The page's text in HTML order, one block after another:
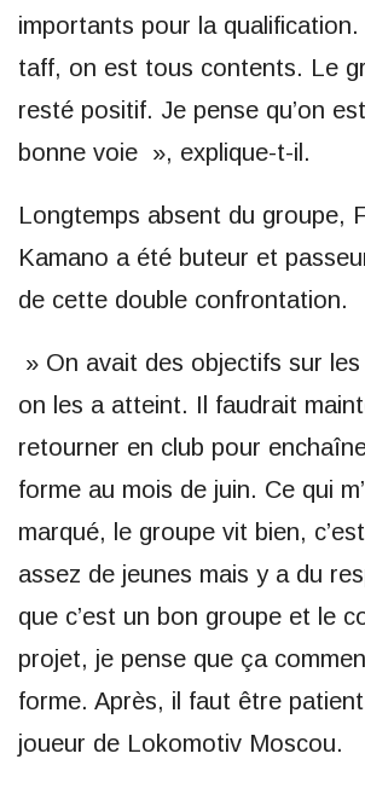
importants pour la
taff, on est tous contents. Le
resté positif. Je pense qu’on
bonne voie », explique-t-il.
Longtemps absent du groupe,
Kamano a été buteur et
de cette double confrontation.
» On avait des objectifs sur
on les a atteint. Il faudrait
retourner en club pour
forme au mois de juin. Ce qui
marqué, le groupe vit bien,
assez de jeunes mais y a du
que c’est un bon groupe et le
projet, je pense que ça
forme. Après, il faut être
joueur de Lokomotiv Moscou.